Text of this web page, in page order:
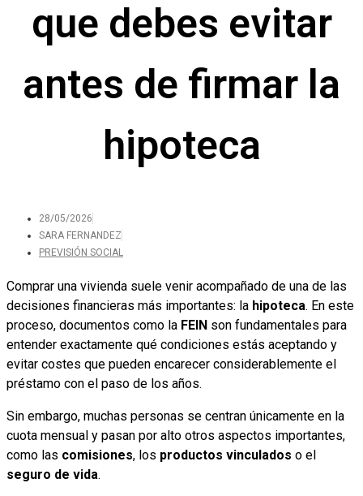
que debes evitar
antes de firmar la
hipoteca
28/05/2026
SARA FERNANDEZ
PREVISIÓN SOCIAL
Comprar una vivienda suele venir acompañado de una de las
decisiones financieras más importantes: la hipoteca. En este
proceso, documentos como la FEIN son fundamentales para
entender exactamente qué condiciones estás aceptando y
evitar costes que pueden encarecer considerablemente el
préstamo con el paso de los años.
Sin embargo, muchas personas se centran únicamente en la
cuota mensual y pasan por alto otros aspectos importantes,
como las comisiones, los productos vinculados o el
seguro de vida.